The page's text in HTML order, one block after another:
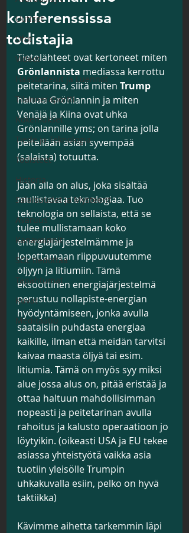
Uutiset
Ufot
Videot
Haastattelut ja Luennot
Tilanneraportti
Kokemukset
Tiede ja Teknologia
Todisteet
Historia
Salaisuudet ja Mysteerit
Avaruus
Kanavoinnit
SGL tiedottaa
Tapahtumat
Kuvat
Meditaatio
konferenssissa
todistajia
Tietolähteet ovat kertoneet miten
Grönlannista mediassa kerrottu
peitetarina, siitä miten Trump
haluaa Grönlannin ja miten
Venäjä ja Kiina ovat uhka
Grönlannille yms; on tarina jolla
peitellään asian syvempää
(salaista) totuutta.
Jään alla on alus, joka sisältää
mullistavaa teknologiaa. Tuo
teknologia on sellaista, että se
tulee mullistamaan koko
energiajärjestelmämme ja
lopettamaan riippuvuutemme
öljyyn ja litiumiin. Tämä
eksoottinen energiajärjestelmä
perustuu nollapiste-energian
hyödyntämiseen, jonka avulla
saataisiin puhdasta energiaa
kaikille, ilman että meidän tarvitsi
kaivaa maasta öljyä tai esim.
litiumia. Tämä on myös syy miksi
alue jossa alus on, pitää eristää ja
ottaa haltuun mahdollisimman
nopeasti ja peitetarinan avulla
rahoitus ja kalusto operaatioon jo
löytyikin. (oikeasti USA ja EU tekee
asiassa yhteistyötä vaikka asia
tuotiin yleisölle Trumpin
uhkakuvalla esiin, pelko on hyvä
taktiikka)
Kävimme aihetta tarkemmin läpi